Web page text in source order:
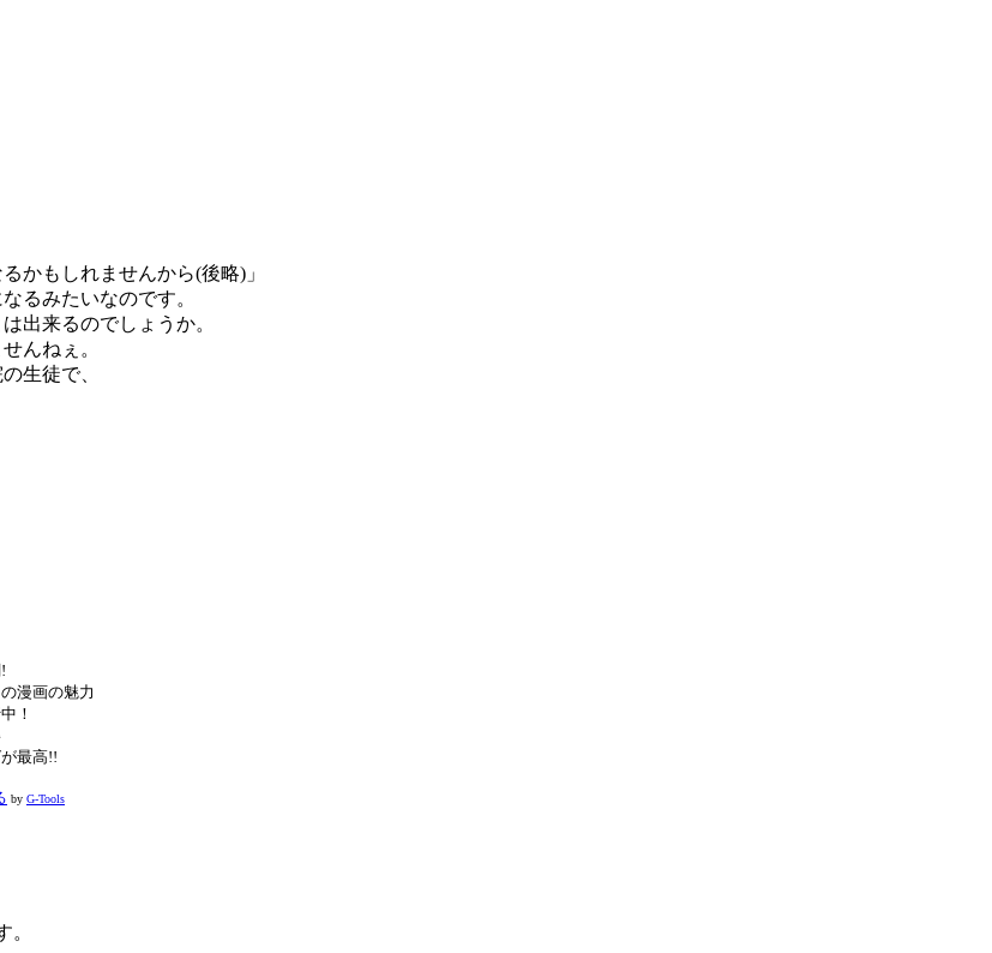
かもしれませんから(後略)」
るみたいなのです。
出来るのでしょうか。
んねぇ。
生徒で、
漫画の魅力
！
最高!!
by G-Tools
。